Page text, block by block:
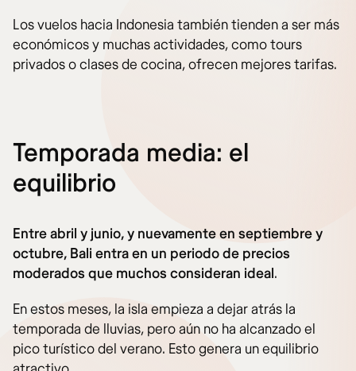
Los vuelos hacia Indonesia también tienden a ser más
económicos y muchas actividades, como tours
privados o clases de cocina, ofrecen mejores tarifas.
Temporada media: el
equilibrio
Entre abril y junio, y nuevamente en septiembre y
octubre, Bali entra en un periodo de precios
moderados que muchos consideran ideal.
En estos meses, la isla empieza a dejar atrás la
temporada de lluvias, pero aún no ha alcanzado el
pico turístico del verano. Esto genera un equilibrio